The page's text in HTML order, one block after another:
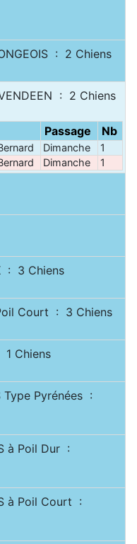
: 2 Chiens
: 2 Chiens
Passage Nb
Dimanche
1
Dimanche 1
: 3 Chiens
Court : 3 Chiens
1 Chiens
Type Pyrénées :
à Poil Dur :
à Poil Court :